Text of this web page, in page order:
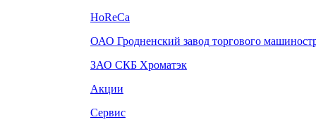
HoReCa
ОАО Гродненский завод торгового
ЗАО СКБ Хроматэк
Акции
Сервис